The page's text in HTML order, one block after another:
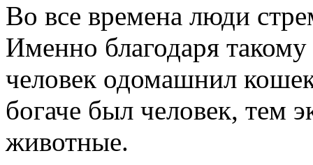
Во все времена люди
Именно благодаря
человек одомашнил
богаче был человек, тем
животные.